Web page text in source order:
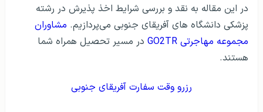
در این مقاله به نقد و بررسی شرایط اخذ پذیرش در رشته
پزشکی دانشگاه‌ های آفریقای جنوبی می‌پردازیم. مشاوران
مجموعه مهاجرتی GO2TR
در مسیر تحصیل همراه شما
هستند.
رزرو وقت سفارت آفریقای جنوبی